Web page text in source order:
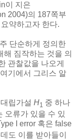
이 지은
2004)의 187쪽부
약하고자 한다.
단순하게 정의한
짐작하는 것을 의
관찰값을 나오게
기에서 그리스 알
립가설 H1 중 하나
오류가 있을 수 있
I error 혹은 false
도 이를 받아들이